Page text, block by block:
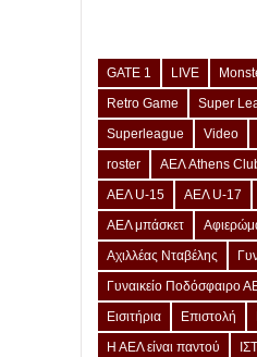
GATE 1 LIVE
Retro Game
Super
Superleague
Video
roster
ΑΕΛ Athens
ΑΕΛ U-15
ΑΕΛ U-17
ΑΕΛ μπάσκετ
Αχιλλέας Νταβέλης
Γυναικείο Ποδόσφαιρο
Εισιτήρια
Επιστολή
Η ΑΕΛ είναι παντού